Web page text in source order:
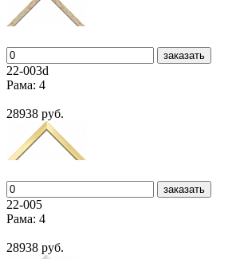
заказать
22-003d
Рама: 4
28938 руб.
заказать
22-005
Рама: 4
28938 руб.